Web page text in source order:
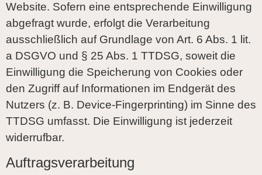
Website. Sofern eine entsprechende Einwilligung
abgefragt wurde, erfolgt die Verarbeitung
ausschließlich auf Grundlage von Art. 6 Abs. 1 lit.
a DSGVO und § 25 Abs. 1 TTDSG, soweit die
Einwilligung die Speicherung von Cookies oder
den Zugriff auf Informationen im Endgerät des
Nutzers (z. B. Device-Fingerprinting) im Sinne des
TTDSG umfasst. Die Einwilligung ist jederzeit
widerrufbar.
Auftragsverarbeitung